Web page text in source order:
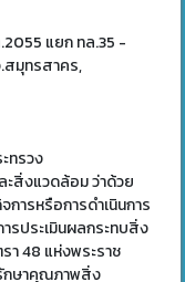
แยก ทล.35 -
สมุทรสาคร,
ทรวง
สิ่งแวดล้อม ว่าด้วย
การหรือการดำเนินการ
รประเมินผลกระทบสิ่ง
า 48 แห่งพระราช
ษาคุณภาพสิ่ง